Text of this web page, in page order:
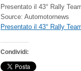
Presentato il 43° Rally
Source: Automotornews
Presentato il 43° Rally
Condividi: